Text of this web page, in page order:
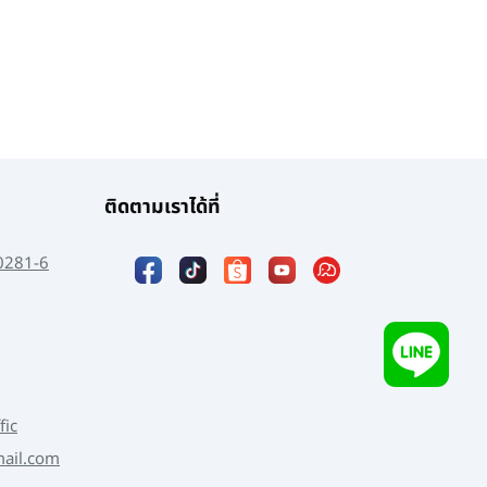
6
ติดตามเราได้ที่